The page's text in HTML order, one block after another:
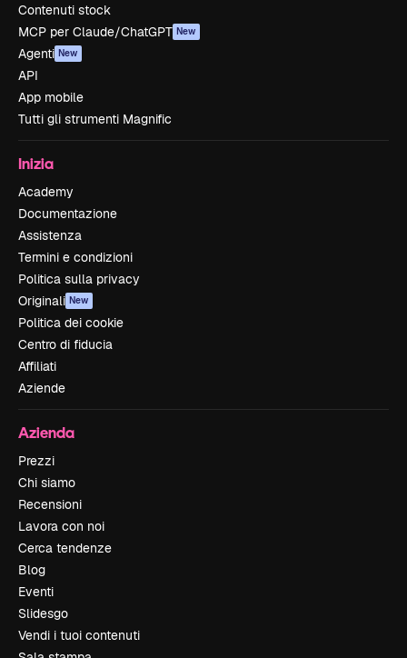
Contenuti stock
MCP per Claude/ChatGPT New
Agenti New
API
App mobile
Tutti gli strumenti Magnific
Inizia
Academy
Documentazione
Assistenza
Termini e condizioni
Politica sulla privacy
Originali New
Politica dei cookie
Centro di fiducia
Affiliati
Aziende
Azienda
Prezzi
Chi siamo
Recensioni
Lavora con noi
Cerca tendenze
Blog
Eventi
Slidesgo
Vendi i tuoi contenuti